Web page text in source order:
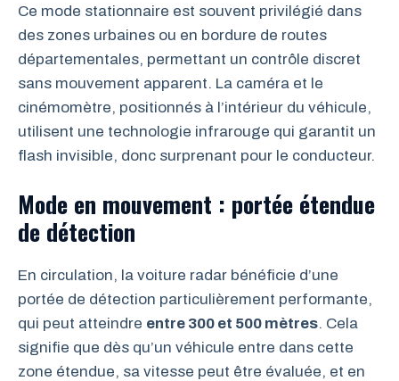
Ce mode stationnaire est souvent privilégié dans
des zones urbaines ou en bordure de routes
départementales, permettant un contrôle discret
sans mouvement apparent. La caméra et le
cinémomètre, positionnés à l’intérieur du véhicule,
utilisent une technologie infrarouge qui garantit un
flash invisible, donc surprenant pour le conducteur.
Mode en mouvement : portée étendue
de détection
En circulation, la voiture radar bénéficie d’une
portée de détection particulièrement performante,
qui peut atteindre entre 300 et 500 mètres. Cela
signifie que dès qu’un véhicule entre dans cette
zone étendue, sa vitesse peut être évaluée, et en